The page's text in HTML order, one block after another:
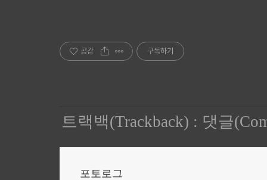
공감 구독하기
트랙백(Trackback) : 댓글
포토로그